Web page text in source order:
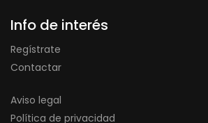
Info de interés
Regístrate
Contactar
Aviso legal
Política de privacidad